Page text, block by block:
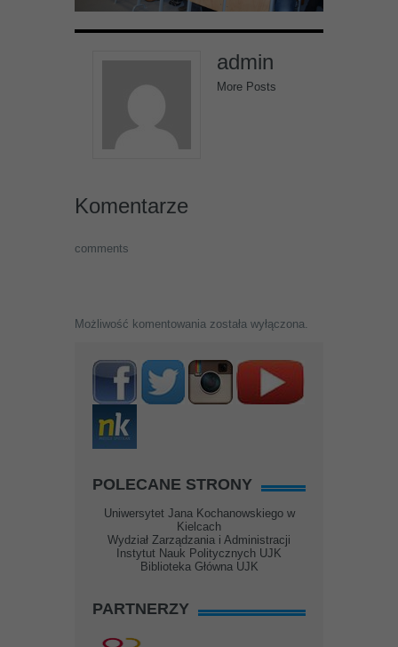
admin
More Posts
Komentarze
comments
Możliwość komentowania została wyłączona.
POLECANE STRONY
Uniwersytet Jana Kochanowskiego w
Kielcach
Wydział Zarządzania i Administracji
Instytut Nauk Politycznych UJK
Biblioteka Główna UJK
PARTNERZY